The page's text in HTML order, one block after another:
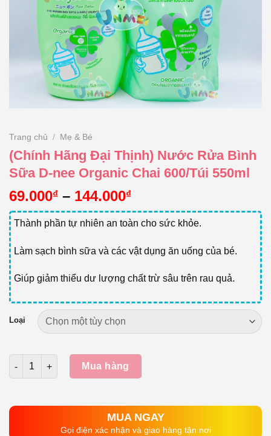
Trang chủ / Mẹ & Bé
(Chính Hãng Đại Thịnh) Nước Rửa Bình
Sữa D-nee Organic Chai 600/Túi 550ml
69.000₫ – 144.000₫Khoảng
giá:
từ
đến
Thành phần tự nhiên an toàn cho sức khỏe.
Làm sạch bình sữa và các vật dụng ăn uống của bé.
Giúp giảm thiểu dư lượng chất trừ sâu trên rau quả.
Loại
Số lượng
Mua hàng
MUA NGAY
Gọi điện xác nhận và giao hàng tận nơi